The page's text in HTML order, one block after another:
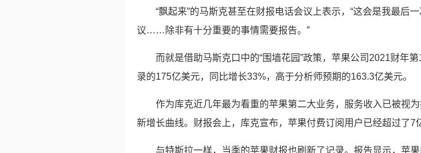
“飘起来”的马斯克甚至在财报电话会议上表示，“这会是我最后
议……除非有十分重要的事情需要报告。”
而就是借助马斯克口中的“围墙花园”政策，苹果公司2021财年
录的175亿美元，同比增长33%，高于分析师预期的163.3亿美元。
作为库克近几年最为看重的苹果第二大业务，服务收入已被视
新增长曲线。财报会上，库克宣布，苹果付费订阅用户已经超过了7
与特斯拉一样，当季的苹果财报也刷新了记录。报告显示，苹果